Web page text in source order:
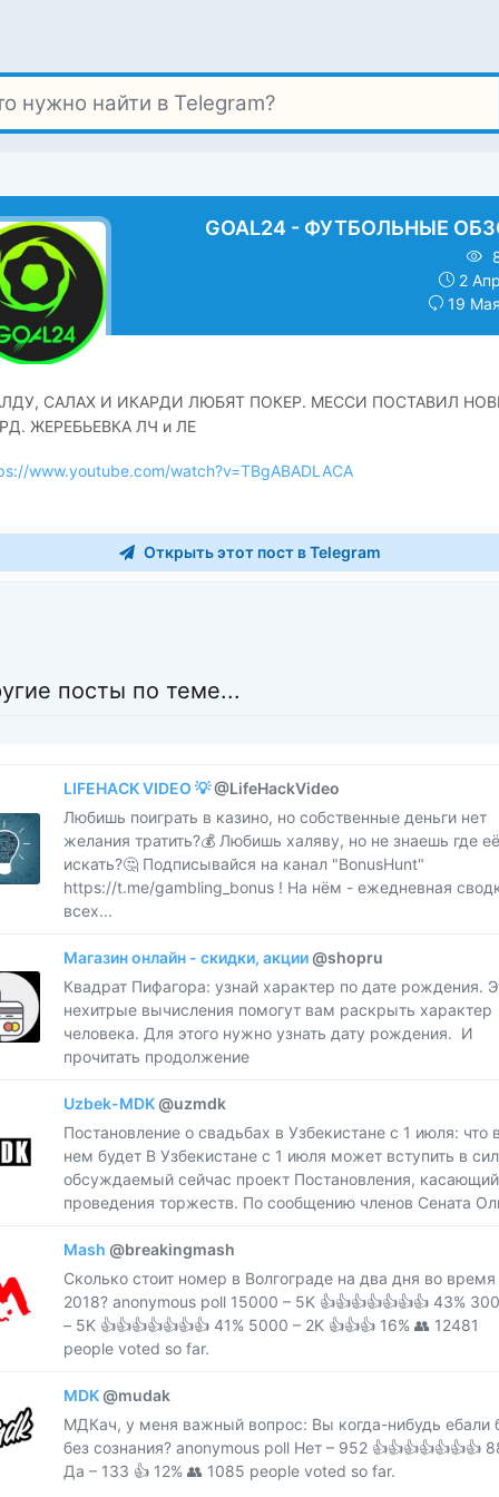
GOAL24 - ФУТБОЛЬНЫЕ
2
19
САЛАХ И ИКАРДИ ЛЮБЯТ ПОКЕР. МЕССИ ПОСТАВИЛ
ЖЕРЕБЬЕВКА ЛЧ и ЛЕ
www.youtube.com/watch?v=TBgABADLACA
Открыть этот пост в Telegram
посты по теме...
LIFEHACK VIDEO 💡@LifeHackVideo
​​Любишь поиграть в казино, но собственные деньги нет
желания тратить?💰 Любишь халяву, но не знаешь где её
искать?🤔 Подписывайся на канал "BonusHunt"
https://t.me/gambling_bonus ! На нём - ежедневная
всех...
Магазин онлайн - скидки, акции@shopru
​​Квадрат Пифагора: узнай характер по дате рождения.
нехитрые вычисления помогут вам раскрыть характер
человека. Для этого нужно узнать дату рождения. И
прочитать продолжение
Uzbek-MDK@uzmdk
Постановление о свадьбах в Узбекистане с 1 июля: что в
нем будет В Узбекистане с 1 июля может вступить в
обсуждаемый сейчас проект Постановления,
проведения торжеств. По сообщению членов Сената
Mash @breakingmash
Сколько стоит номер в Волгограде на два дня во
2018? anonymous poll 15000 – 5K 👍👍👍👍👍👍👍 43%
– 5K 👍👍👍👍👍👍👍 41% 5000 – 2K 👍👍👍 16% 👥 12481
people voted so far.
MDK@mudak
МДКач, у меня важный вопрос: Вы когда-нибудь ебали
без сознания? anonymous poll Нет – 952 👍👍👍👍👍👍👍
Да – 133 👍 12% 👥 1085 people voted so far.